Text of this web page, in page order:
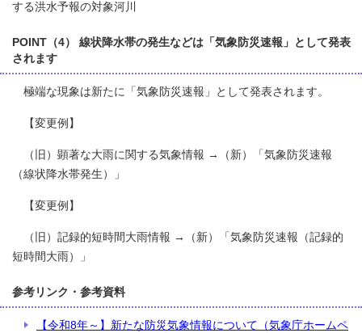
する洪水予報の対象河川
POINT（4） 線状降水帯の発生などは「気象防災速報」として発表
されます
極端な現象は新たに「気象防災速報」として発表されます。
【変更例】
（旧）顕著な大雨に関する気象情報 →（新）「気象防災速報
（線状降水帯発生）」
【変更例】
（旧）記録的短時間大雨情報 →（新）「気象防災速報（記録的
短時間大雨）」
参考リンク・参考資料
【令和8年～】新たな防災気象情報について（気象庁ホームペ